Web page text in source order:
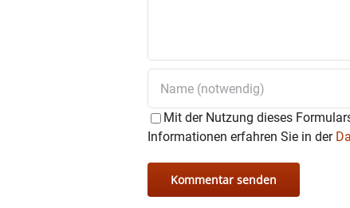
Mit der Nutzung dieses
Informationen erfahren Sie in der